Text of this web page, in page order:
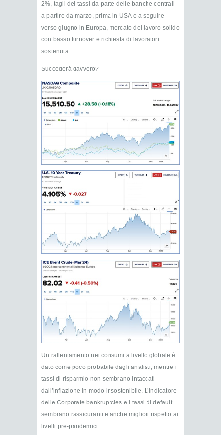
2%, tagli dei tassi da parte delle banche centrali
a partire da marzo, prima in USA e a seguire
verso giugno in Europa, mercato del lavoro solido
con basso turnover e richiesta di lavoratori
sostenuta.
Succederà davvero?
Un rallentamento nei consumi a livello globale è
dato come poco probabile dagli analisti, mentre i
tassi di risparmio non sembrano intaccati
dall’inflazione in modo insostenibile. L’indicatore
delle Corporate bankruptcies e i tassi di default
sembrano rassicuranti e anche migliori rispetto ai
livelli pre-pandemici.